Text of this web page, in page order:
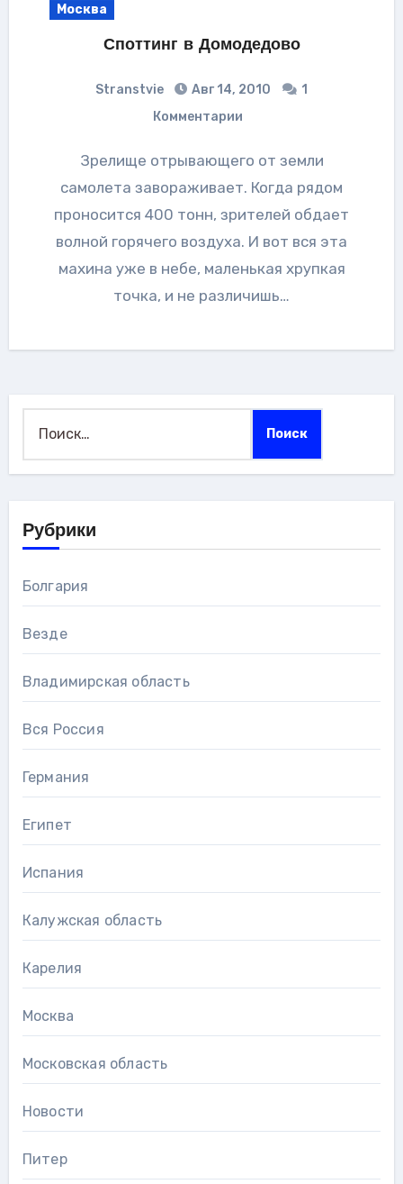
Москва
Споттинг в Домодедово
Stranstvie Авг 14, 2010
1
Комментарии
Зрелище отрывающего от земли
самолета завораживает. Когда рядом
проносится 400 тонн, зрителей обдает
волной горячего воздуха. И вот вся эта
махина уже в небе, маленькая хрупкая
точка, и не различишь…
Рубрики
Болгария
Везде
Владимирская область
Вся Россия
Германия
Египет
Испания
Калужская область
Карелия
Москва
Московская область
Новости
Питер